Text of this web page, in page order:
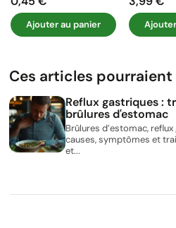
Prix
Ajouter au panier
Prix
Ces articles
Reflux gastriques :
brûlures d'estomac
Brûlures d’estomac,
causes, symptômes et
et...